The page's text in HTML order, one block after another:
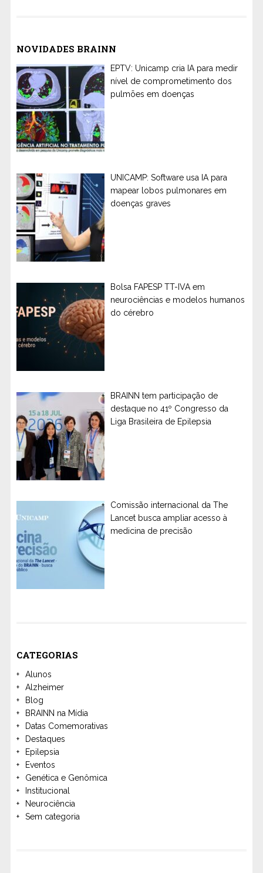
NOVIDADES BRAINN
EPTV: Unicamp cria IA para medir
nível de comprometimento dos
pulmões em doenças
UNICAMP: Software usa IA para
mapear lobos pulmonares em
doenças graves
Bolsa FAPESP TT-IVA em
neurociências e modelos humanos
do cérebro
BRAINN tem participação de
destaque no 41º Congresso da
Liga Brasileira de Epilepsia
Comissão internacional da The
Lancet busca ampliar acesso à
medicina de precisão
CATEGORIAS
Alunos
Alzheimer
Blog
BRAINN na Mídia
Datas Comemorativas
Destaques
Epilepsia
Eventos
Genética e Genômica
Institucional
Neurociência
Sem categoria